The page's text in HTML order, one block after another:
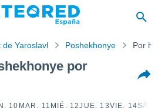
de Yaroslavl Poshekhonye Por
por
10 MAR. 11 MIÉ. 12JUE. 13VIE. 14